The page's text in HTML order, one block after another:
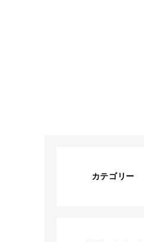
カテゴリー